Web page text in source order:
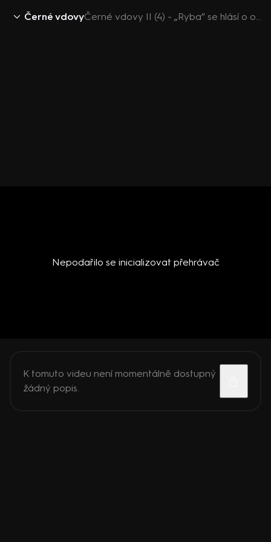
Černé vdovy Černé vdovy II (4) - „Ryba” se hlásí o odměnu za záchranu
Nepodařilo se inicializovat přehrávač
K tomuto videu není momentálně dostupný
žádný popis.